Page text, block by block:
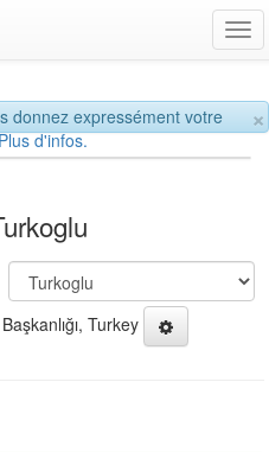
×
donnez expressément votre
d'infos.
Turkey